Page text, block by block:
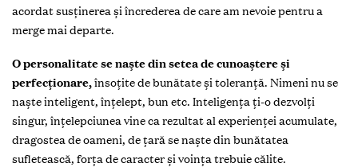
acordat susținerea și încrederea de care am nevoie pentru a
merge mai departe.
O personalitate se naște din setea de cunoaștere și
perfecționare,însoțite de bunătate și toleranță. Nimeni nu se
naște inteligent, înțelept, bun etc. Inteligența ți-o dezvolți
singur, înțelepciunea vine ca rezultat al experienței acumulate,
dragostea de oameni, de țară se naște din bunătatea
sufletească, forța de caracter și voința trebuie călite.